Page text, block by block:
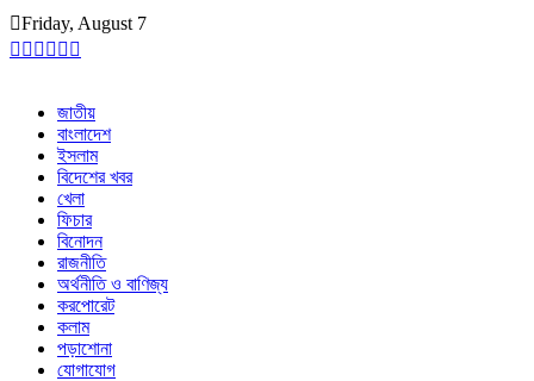
Skip
to
content
Friday, August 7
জাতীয়
বাংলাদেশ
ইসলাম
বিদেশের খবর
খেলা
ফিচার
বিনোদন
রাজনীতি
অর্থনীতি ও বাণিজ্য
করপোরেট
কলাম
পড়াশোনা
যোগাযোগ